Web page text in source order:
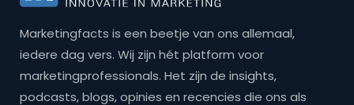
Marketingfacts is een beetje van ons allemaal,
iedere dag vers. Wij zijn hét platform voor
marketingprofessionals. Het zijn de insights,
podcasts, blogs, opinies en recencies die ons als